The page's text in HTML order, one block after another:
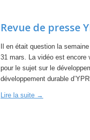
Revue de presse
Il en était question la
31 mars. La vidéo est encore
pour le sujet sur le
développement durable
Lire la suite →